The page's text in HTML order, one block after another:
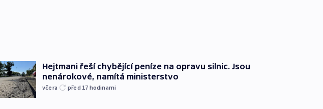
Hejtmani řeší chybějící peníze na opravu silnic. Jsou
nenárokové, namítá ministerstvo
včera před 17 hodinami